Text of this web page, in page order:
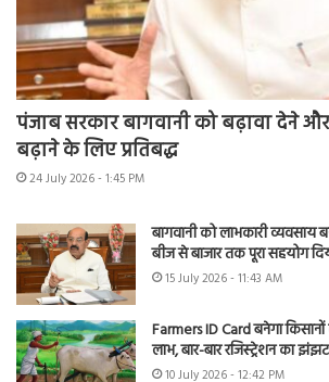
पंजाब सरकार बागवानी को बढ़ावा देने
बढ़ाने के लिए प्रतिबद्ध
24 July 2026 - 1:45 PM
बागवानी को लाभकारी व्यवसाय
बीज से बाजार तक पूरा सहयोग
15 July 2026 - 11:43 AM
Farmers ID Card बनेगा
लाभ, बार-बार रजिस्ट्रेशन का
10 July 2026 - 12:42 PM